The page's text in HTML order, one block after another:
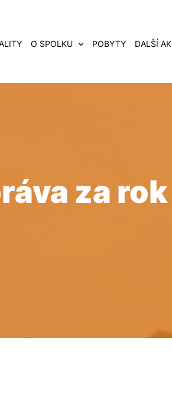
O SPOLKU POBYTY DALŠÍ
za rok